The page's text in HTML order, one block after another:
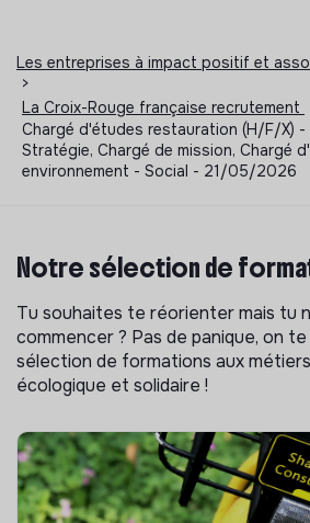
Les entreprises à impact positif et
>
La Croix-Rouge française recrutement
Chargé d'études restauration (H/F/X) -
Stratégie, Chargé de mission, Chargé
environnement - Social - 21/05/2026
Notre sélection de
Tu souhaites te réorienter mais tu
commencer ? Pas de panique, on
sélection de formations aux
écologique et solidaire !